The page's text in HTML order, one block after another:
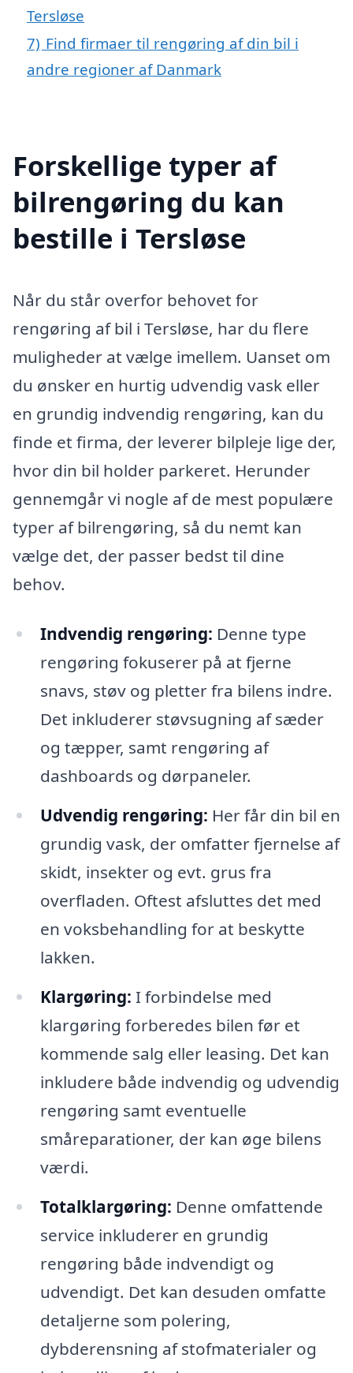
Tersløse
7) Find firmaer til rengøring af din bil i
andre regioner af Danmark
Forskellige typer af
bilrengøring du kan
bestille i Tersløse
Når du står overfor behovet for
rengøring af bil i Tersløse, har du flere
muligheder at vælge imellem. Uanset om
du ønsker en hurtig udvendig vask eller
en grundig indvendig rengøring, kan du
finde et firma, der leverer bilpleje lige der,
hvor din bil holder parkeret. Herunder
gennemgår vi nogle af de mest populære
typer af bilrengøring, så du nemt kan
vælge det, der passer bedst til dine
behov.
Indvendig rengøring: Denne type
rengøring fokuserer på at fjerne
snavs, støv og pletter fra bilens indre.
Det inkluderer støvsugning af sæder
og tæpper, samt rengøring af
dashboards og dørpaneler.
Udvendig rengøring: Her får din bil en
grundig vask, der omfatter fjernelse af
skidt, insekter og evt. grus fra
overfladen. Oftest afsluttes det med
en voksbehandling for at beskytte
lakken.
Klargøring: I forbindelse med
klargøring forberedes bilen før et
kommende salg eller leasing. Det kan
inkludere både indvendig og udvendig
rengøring samt eventuelle
småreparationer, der kan øge bilens
værdi.
Totalklargøring: Denne omfattende
service inkluderer en grundig
rengøring både indvendigt og
udvendigt. Det kan desuden omfatte
detaljerne som polering,
dybderensning af stofmaterialer og